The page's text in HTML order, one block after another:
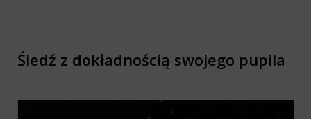
Śledź z dokładnością swojego pupila